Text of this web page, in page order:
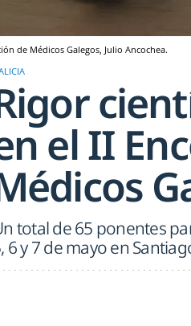
de Médicos Galegos, Julio Ancochea.
el II
total de 65 ponentes
6 y 7 de mayo en